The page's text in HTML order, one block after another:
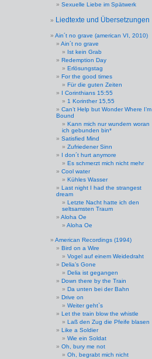
Sexuelle Liebe im Spätwerk
Liedtexte und Übersetzungen
Ain´t no grave (american VI, 2010)
Ain´t no grave
Ist kein Grab
Redemption Day
Erlösungstag
For the good times
Für die guten Zeiten
I Corinthians 15:55
1 Korinther 15,55
Can’t Help but Wonder Where I’m
Bound
Kann mich nur wundern woran
ich gebunden bin*
Satisfied Mind
Zufriedener Sinn
I don´t hurt anymore
Es schmerzt mich nicht mehr
Cool water
Kühles Wasser
Last night I had the strangest
dream
Letzte Nacht hatte ich den
seltsamsten Traum
Aloha Oe
Aloha Oe
American Recordings (1994)
Bird on a Wire
Vogel auf einem Weidedraht
Delia’s Gone
Delia ist gegangen
Down there by the Train
Da unten bei der Bahn
Drive on
Weiter geht`s
Let the train blow the whistle
Laß den Zug die Pfeife blasen
Like a Soldier
Wie ein Soldat
Oh, bury me not
Oh, begrabt mich nicht